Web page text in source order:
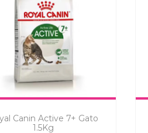
Canin Active 7+ Gato
1.5Kg